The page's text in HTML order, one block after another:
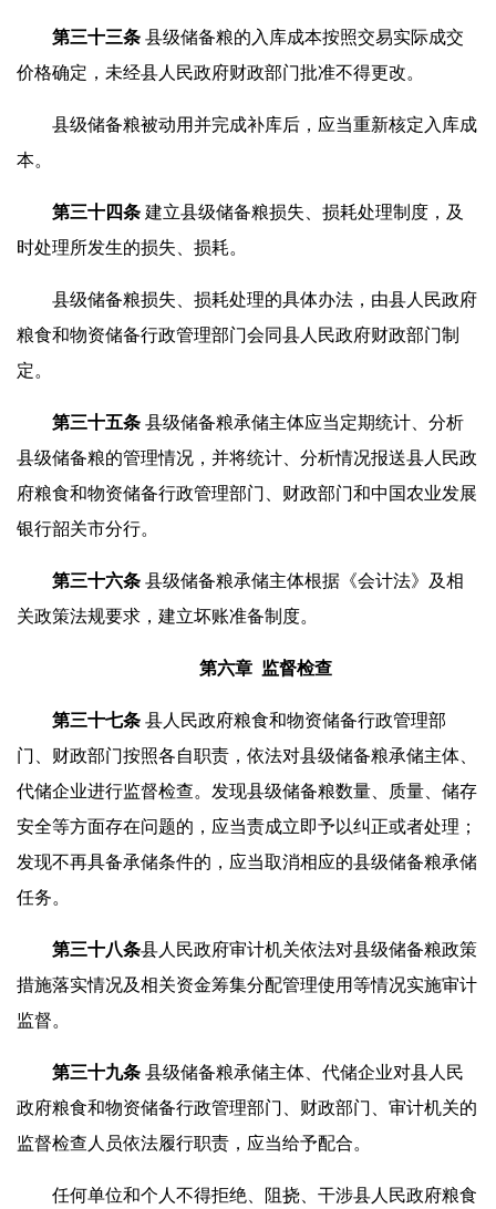
第三十三条 县级储备粮的入库成本按照交易实际成交
价格确定，未经县人民政府财政部门批准不得更改。
县级储备粮被动用并完成补库后，应当重新核定入库成
本。
第三十四条 建立县级储备粮损失、损耗处理制度，及
时处理所发生的损失、损耗。
县级储备粮损失、损耗处理的具体办法，由县人民政府
粮食和物资储备行政管理部门会同县人民政府财政部门制
定。
第三十五条 县级储备粮承储主体应当定期统计、分析
县级储备粮的管理情况，并将统计、分析情况报送县人民政
府粮食和物资储备行政管理部门、财政部门和中国农业发展
银行韶关市分行。
第三十六条 县级储备粮承储主体根据《会计法》及相
关政策法规要求，建立坏账准备制度。
第六章 监督检查
第三十七条 县人民政府粮食和物资储备行政管理部
门、财政部门按照各自职责，依法对县级储备粮承储主体、
代储企业进行监督检查。发现县级储备粮数量、质量、储存
安全等方面存在问题的，应当责成立即予以纠正或者处理；
发现不再具备承储条件的，应当取消相应的县级储备粮承储
任务。
第三十八条县人民政府审计机关依法对县级储备粮政策
措施落实情况及相关资金筹集分配管理使用等情况实施审计
监督。
第三十九条 县级储备粮承储主体、代储企业对县人民
政府粮食和物资储备行政管理部门、财政部门、审计机关的
监督检查人员依法履行职责，应当给予配合。
任何单位和个人不得拒绝、阻挠、干涉县人民政府粮食